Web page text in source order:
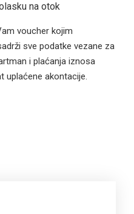
na otok
voucher kojim
sve podatke vezane za
i plaćanja iznosa
uplaćene akontacije.